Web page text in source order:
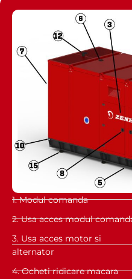
1. Modul comanda
2. Usa acces modul
3. Usa acces motor si
alternator
4. Ocheti ridicare macara